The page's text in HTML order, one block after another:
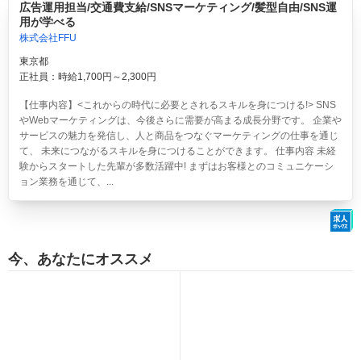
広告運用担当/交通費支給/SNSマーケティング/髪型自由/SNS運
用が学べる
株式会社FFU
東京都
正社員：時給1,700円～2,300円
【仕事内容】<これからの時代に必要とされるスキルを身につける!> SNS
やWebマーケティングは、今後さらに需要が高まる成長分野です。 企業や
サービスの魅力を発信し、人と商品をつなぐマーケティングの仕事を通じ
て、 未来につながるスキルを身につけることができます。 仕事内容 未経
験からスタートした先輩が多数活躍中! まずはお客様とのコミュニケーシ
ョン業務を通じて、...
今、あなたにオススメ